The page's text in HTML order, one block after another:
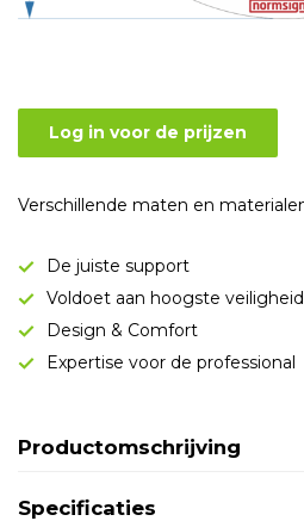
Log in voor de prijzen
Verschillende maten en
De juiste support
Voldoet aan hoogste
Design & Comfort
Expertise voor de professional
Productomschrijving
Specificaties